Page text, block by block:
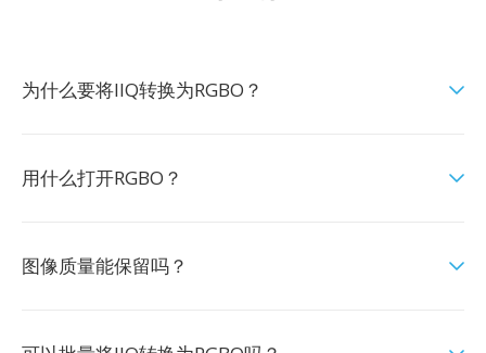
为什么要将IIQ转换为RGBO？
用什么打开RGBO？
图像质量能保留吗？